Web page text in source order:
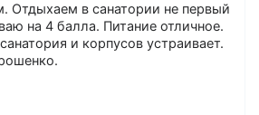
Отдыхаем в санатории не первый
на 4 балла. Питание отличное.
и корпусов устраивает.